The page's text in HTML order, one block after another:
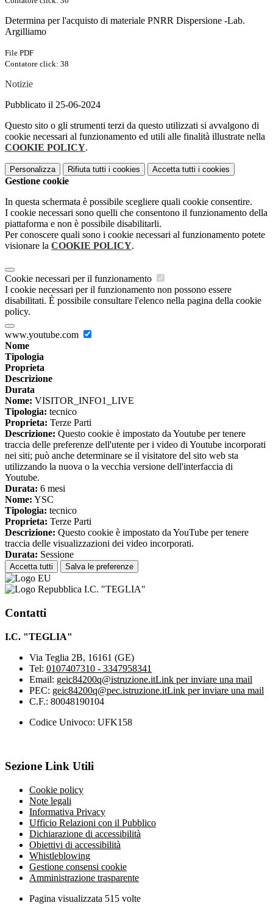
Determina per l'acquisto di materiale PNRR Dispersione -Lab.
Argilliamo
File PDF
Contatore click: 38
Notizie
Pubblicato il 25-06-2024
Questo sito o gli strumenti terzi da questo utilizzati si avvalgono di
cookie necessari al funzionamento ed utili alle finalità illustrate nella
COOKIE POLICY.
Personalizza Rifiuta tutti i cookies Accetta tutti i cookies
Gestione cookie
In questa schermata è possibile scegliere quali cookie consentire.
I cookie necessari sono quelli che consentono il funzionamento della
piattaforma e non è possibile disabilitarli.
Per conoscere quali sono i cookie necessari al funzionamento potete
visionare la COOKIE POLICY.
Cookie necessari per il funzionamento
I cookie necessari per il funzionamento non possono essere
disabilitati. È possibile consultare l'elenco nella pagina della cookie
policy.
www.youtube.com
Nome
Tipologia
Proprieta
Descrizione
Durata
Nome: VISITOR_INFO1_LIVE
Tipologia: tecnico
Proprieta: Terze Parti
Descrizione: Questo cookie è impostato da Youtube per tenere
traccia delle preferenze dell'utente per i video di Youtube incorporati
nei siti; può anche determinare se il visitatore del sito web sta
utilizzando la nuova o la vecchia versione dell'interfaccia di
Youtube.
Durata: 6 mesi
Nome: YSC
Tipologia: tecnico
Proprieta: Terze Parti
Descrizione: Questo cookie è impostato da YouTube per tenere
traccia delle visualizzazioni dei video incorporati.
Durata: Sessione
Accetta tutti Salva le preferenze
I.C. "TEGLIA"
Contatti
I.C. "TEGLIA"
Via Teglia 2B, 16161 (GE)
Tel: 0107407310 - 3347958341
Email: geic84200q@istruzione.itLink per inviare una mail
PEC: geic84200q@pec.istruzione.itLink per inviare una mail
C.F.: 80048190104
Codice Univoco: UFK158
Sezione Link Utili
Cookie policy
Note legali
Informativa Privacy
Ufficio Relazioni con il Pubblico
Dichiarazione di accessibilità
Obiettivi di accessibilità
Whistleblowing
Gestione consensi cookie
Amministrazione trasparente
Pagina visualizzata 515 volte